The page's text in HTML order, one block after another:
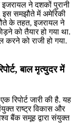
ने दशकों पुरानी
इस समझौते में अमेरिकी
के तहत, इजरायल ने
को तैयार हो गया था.
को राजी हो गया.
बाल मृत्‍युदर में
रिपोर्ट जारी की है. यह
राष्‍ट्र विकास और
बैंक समूह द्वारा संयुक्त